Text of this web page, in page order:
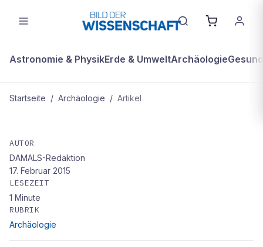
Astronomie & PhysikErde & UmweltArchäologie
Startseite / Archäologie / Artikel
Prachtvolles Mosaik Ein
beeindruckendes
AUTOR
DAMALS-Redaktion
17. Februar 2015
LESEZEIT
1 Minute
RUBRIK
Archäologie